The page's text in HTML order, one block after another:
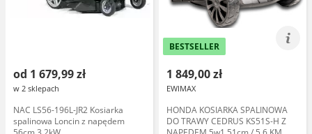
od 1 679,99 zł
w 2 sklepach
NAC LS56-196L-JR2 Kosiarka
spalinowa Loncin z napędem
BESTSELLER
1 849,00 zł
EWIMAX
HONDA KOSIARKA SPALINOWA
DO TRAWY CEDRUS KS51S-H Z